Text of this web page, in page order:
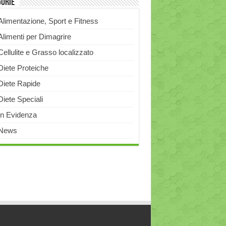
Sport e Fitness
per Dimagrire
e Grasso localizzato
Proteiche
Rapide
Speciali
Evidenza